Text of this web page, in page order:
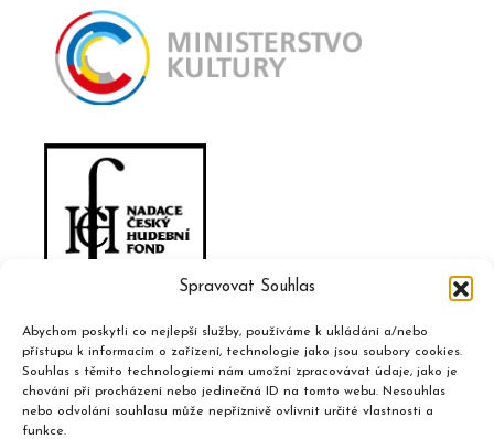
Spravovat Souhlas
Abychom poskytli co nejlepší služby, používáme k ukládání a/nebo
přístupu k informacím o zařízení, technologie jako jsou soubory cookies.
Souhlas s těmito technologiemi nám umožní zpracovávat údaje, jako je
chování při procházení nebo jedinečná ID na tomto webu. Nesouhlas
nebo odvolání souhlasu může nepříznivě ovlivnit určité vlastnosti a
funkce.